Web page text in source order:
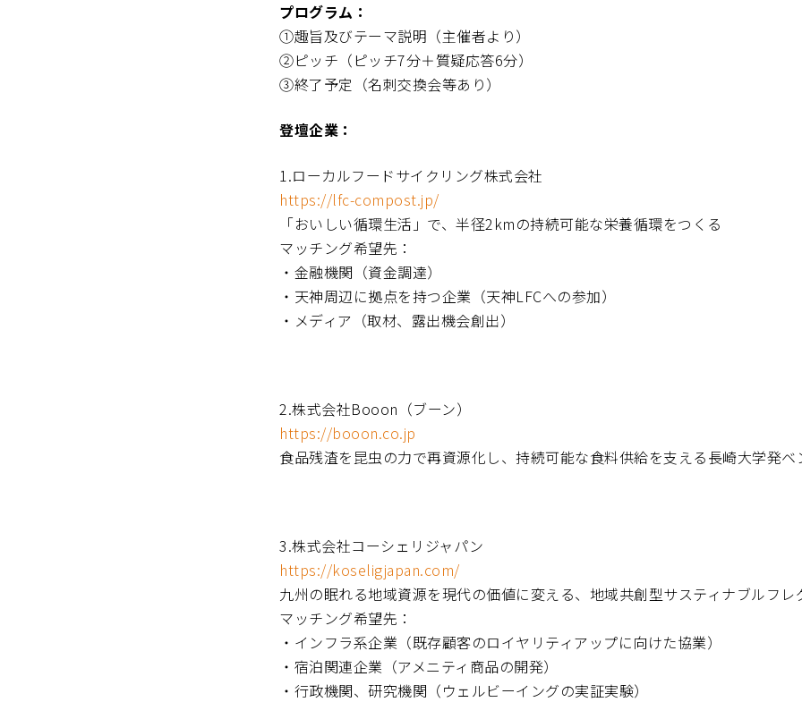
プログラム：
①趣旨及びテーマ説明（主催者より）
②ピッチ（ピッチ7分＋質疑応答6分）
③終了予定（名刺交換会等あり）
登壇企業：
1.ローカルフードサイクリング株式会社
https://lfc-compost.jp/
「おいしい循環生活」で、半径2kmの持続可能な栄養循環をつくる
マッチング希望先：
・金融機関（資金調達）
・天神周辺に拠点を持つ企業（天神LFCへの参加）
・メディア（取材、露出機会創出）
2.株式会社Booon（ブーン）
https://booon.co.jp
食品残渣を昆虫の力で再資源化し、持続可能な食料供給を支える長崎大学発ベ
3.株式会社コーシェリジャパン
https://koseligjapan.com/
九州の眠れる地域資源を現代の価値に変える、地域共創型サスティナブルフレ
マッチング希望先：
・インフラ系企業（既存顧客のロイヤリティアップに向けた協業）
・宿泊関連企業（アメニティ商品の開発）
・行政機関、研究機関（ウェルビーイングの実証実験）